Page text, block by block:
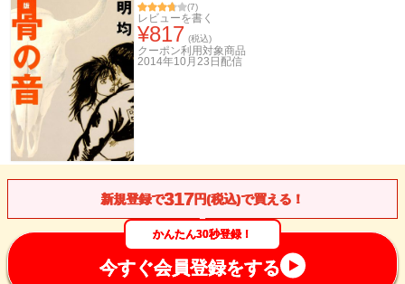
(7)
レビューを書く
¥817 (税込)
クーポン利用対象商品
2014年10月23日 配信
新規登録で317円(税込)で買える！
かんたん30秒登録！
今すぐ会員登録をする